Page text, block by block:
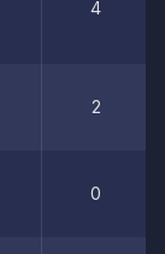
4
2
0